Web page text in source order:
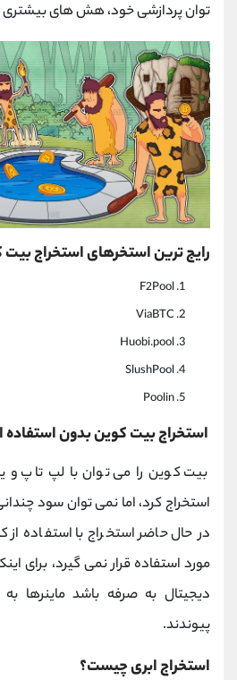
توان پردازشی خود، هش های بیشتری
رایج ترین استخرهای استخراج
F2Pool
ViaBTC
Huobi.pool
SlushPool
Poolin
استخراج بیت کوین بدون استفاده
بیت کوین را می توان با لپ تاپ و
استخراج کرد، اما نمی توان سود
در حال حاضر استخراج با استفاده از
مورد استفاده قرار نمی گیرد، برای
دیجیتال به صرفه باشد ماینرها به
پیوندند.
استخراج ابری چیست؟